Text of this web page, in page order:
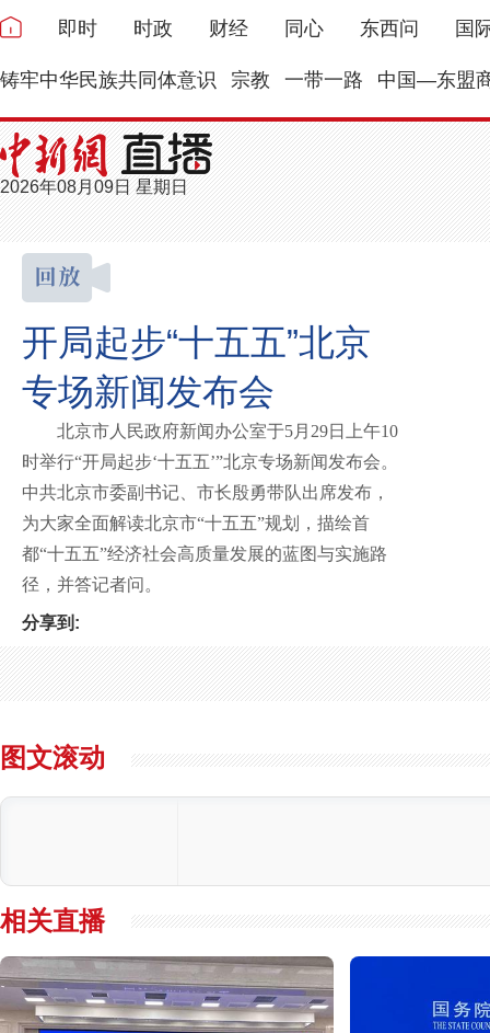
即时 时政 财经 同心 东西问 国
铸牢中华民族共同体意识 宗教 一带一路 中国—东盟
2026年08月09日 星期日
开局起步“十五五”北京
专场新闻发布会
北京市人民政府新闻办公室于5月29日上午10
时举行“开局起步‘十五五’”北京专场新闻发布会。
中共北京市委副书记、市长殷勇带队出席发布，
为大家全面解读北京市“十五五”规划，描绘首
都“十五五”经济社会高质量发展的蓝图与实施路
径，并答记者问。
分享到:
图文滚动
相关直播